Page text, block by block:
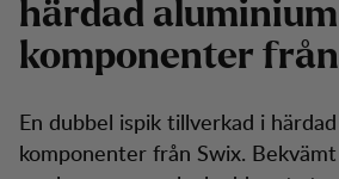
härdad aluminium
komponenter från
En dubbel ispik tillverkad i
komponenter från Swix.